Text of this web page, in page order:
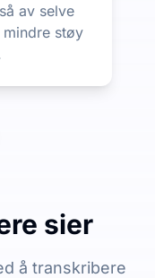
av selve
støy
sier
å transkribere